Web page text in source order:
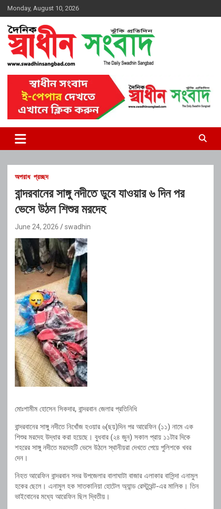
Skip
to
content
Monday, August 10, 2026
দৈনিক স্বাধীন সংবাদ
অপরাধ প্রচ্ছদ
বান্দরবানের সাঙ্গু নদীতে ডুবে যাওয়ার ৬ দিন পর
ভেসে উঠল শিশুর মরদেহ
June 24, 2026 swadhin
মোঃশামীম হোসেন সিকদার, বান্দরবান জেলার প্রতিনিধি
বান্দরবানের সাঙ্গু নদীতে নিখোঁজ হওয়ার ৬(ছয়)দিন পর আরেফিন (১১) নামে এক
শিশুর মরদেহ উদ্ধার করা হয়েছে। বুধবার (২৪ জুন) সকাল প্রায় ১১টার দিকে
শহরের সাঙ্গু নদীতে মরদেহটি ভেসে উঠলে স্থানীয়রা দেখতে পেয়ে পুলিশকে খবর
দেন।
নিহত আরেফিন বান্দরবান সদর উপজেলার বালাঘাটা বাজার এলাকার বাসিন্দা এনামুল
হকের ছেলে। এনামুল হক সাতকানিয়া হোটেল অ্যান্ড রেস্টুরেন্ট-এর মালিক। তিন
ভাইবোনের মধ্যে আরেফিন ছিল দ্বিতীয়।